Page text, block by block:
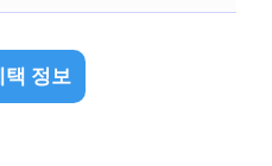
택 정보